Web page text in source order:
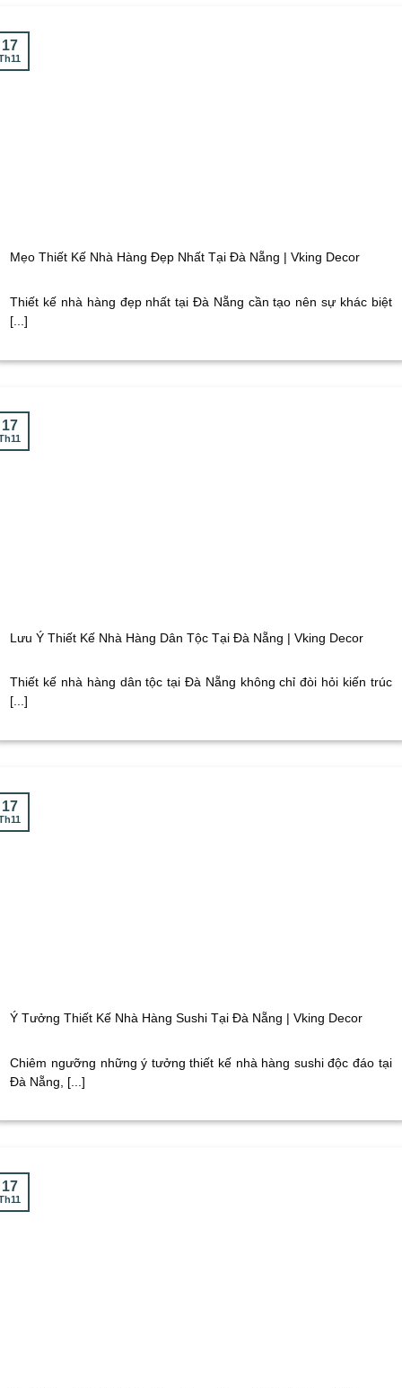
Mẹo Thiết Kế Nhà Hàng Đẹp Nhất Tại Đà Nẵng | Vking Decor
Thiết kế nhà hàng đẹp nhất tại Đà Nẵng cần tạo nên sự khác biệt
[...]
17
Lưu Ý Thiết Kế Nhà Hàng Dân Tộc Tại Đà Nẵng | Vking Decor
Thiết kế nhà hàng dân tộc tại Đà Nẵng không chỉ đòi hỏi kiến trúc
[...]
17
Ý Tưởng Thiết Kế Nhà Hàng Sushi Tại Đà Nẵng | Vking Decor
Chiêm ngưỡng những ý tưởng thiết kế nhà hàng sushi độc đáo tại
Đà Nẵng, [...]
17
17